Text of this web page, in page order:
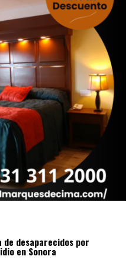
de desaparecidos por
en Sonora